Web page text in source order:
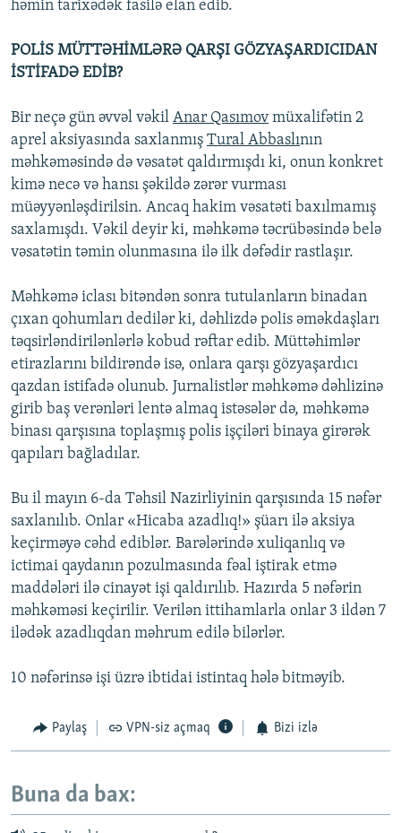
həmin tarixədək fasilə elan edib.
POLİS MÜTTƏHİMLƏRƏ QARŞI GÖZYAŞARDICIDAN
İSTİFADƏ EDİB?
Bir neçə gün əvvəl vəkil Anar Qasımov müxalifətin 2
aprel aksiyasında saxlanmış Tural Abbaslının
məhkəməsində də vəsatət qaldırmışdı ki, onun konkret
kimə necə və hansı şəkildə zərər vurması
müəyyənləşdirilsin. Ancaq hakim vəsatəti baxılmamış
saxlamışdı. Vəkil deyir ki, məhkəmə təcrübəsində belə
vəsatətin təmin olunmasına ilə ilk dəfədir rastlaşır.
Məhkəmə iclası bitəndən sonra tutulanların binadan
çıxan qohumları dedilər ki, dəhlizdə polis əməkdaşları
təqsirləndirilənlərlə kobud rəftar edib. Müttəhimlər
etirazlarını bildirəndə isə, onlara qarşı gözyaşardıcı
qazdan istifadə olunub. Jurnalistlər məhkəmə dəhlizinə
girib baş verənləri lentə almaq istəsələr də, məhkəmə
binası qarşısına toplaşmış polis işçiləri binaya girərək
qapıları bağladılar.
Bu il mayın 6-da Təhsil Nazirliyinin qarşısında 15 nəfər
saxlanılıb. Onlar «Hicaba azadlıq!» şüarı ilə aksiya
keçirməyə cəhd ediblər. Barələrində xuliqanlıq və
ictimai qaydanın pozulmasında fəal iştirak etmə
maddələri ilə cinayət işi qaldırılıb. Hazırda 5 nəfərin
məhkəməsi keçirilir. Verilən ittihamlarla onlar 3 ildən 7
ilədək azadlıqdan məhrum edilə bilərlər.
10 nəfərinsə işi üzrə ibtidai istintaq hələ bitməyib.
Paylaş VPN-siz açmaq Bizi izlə
Buna da bax: